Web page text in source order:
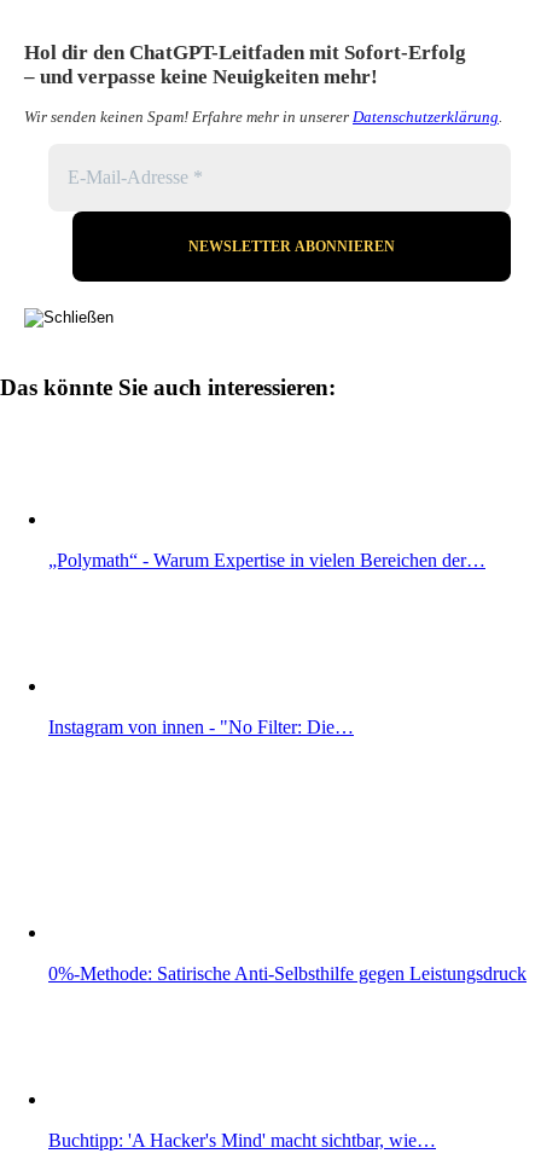
Hol dir den ChatGPT-Leitfaden mit Sofort-Erfolg
– und verpasse keine Neuigkeiten mehr!
Wir senden keinen Spam! Erfahre mehr in unserer Datenschutzerklärung.
Das könnte Sie auch interessieren:
„Polymath“ - Warum Expertise in vielen Bereichen der…
Instagram von innen - "No Filter: Die…
0%-Methode: Satirische Anti-Selbsthilfe gegen Leistungsdruck
Buchtipp: 'A Hacker's Mind' macht sichtbar, wie…